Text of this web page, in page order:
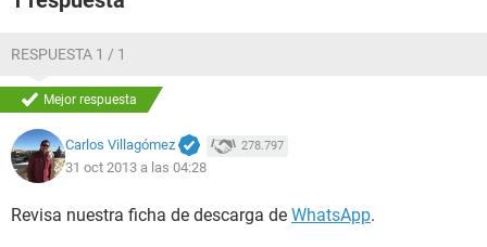
RESPUESTA 1 / 1
Mejor respuesta
Carlos Villagómez 278.797
31 oct 2013 a las 04:28
Revisa nuestra ficha de descarga de WhatsApp.